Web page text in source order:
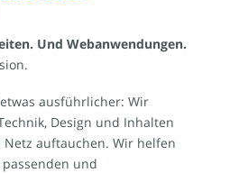
Und Webanwendungen.
ausführlicher: Wir
Design und Inhalten
Netz auftauchen. Wir helfen
und